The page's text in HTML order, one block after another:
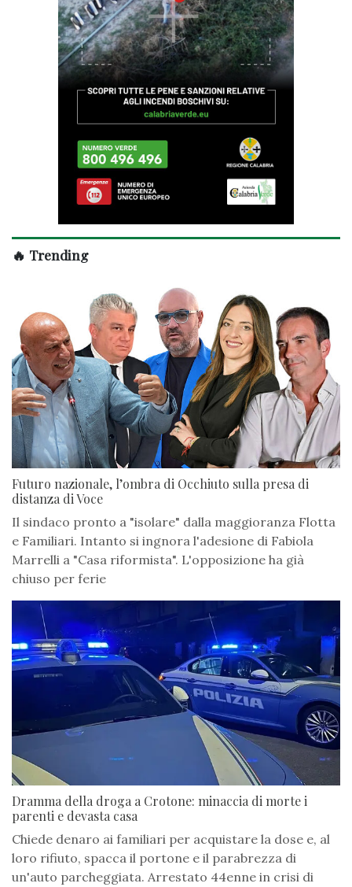
🔥 Trending
Futuro nazionale, l’ombra di Occhiuto sulla presa di
distanza di Voce
Il sindaco pronto a "isolare" dalla maggioranza Flotta
e Familiari. Intanto si ingnora l'adesione di Fabiola
Marrelli a "Casa riformista". L'opposizione ha già
chiuso per ferie
Dramma della droga a Crotone: minaccia di morte i
parenti e devasta casa
Chiede denaro ai familiari per acquistare la dose e, al
loro rifiuto, spacca il portone e il parabrezza di
un'auto parcheggiata. Arrestato 44enne in crisi di